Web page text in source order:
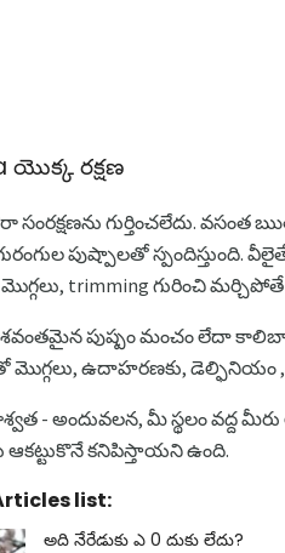
యొక్క రక్షణ
సంరక్షణను గుర్తించలేదు.
పుష్పాలతో స్పందిస్తుంది.
మొగ్గలు, trimming గురించి మర్చిపోతే
పుష్పం మంచం లేదా
మొగ్గలు, ఉదాహరణకు, డెల్ఫినియం
- అందువలన, మీ స్థలం వద్ద
ఆకట్టుకొనే కనిపిస్తాయని ఉంది.
list:
అది నేరేడుకు ఎ 0 దుకు లేదు?